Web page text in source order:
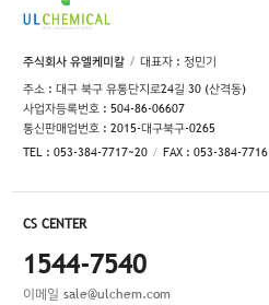
주식회사 유엘케미칼
대표자 : 정민기
주소 : 대구 북구 유통단지로24길 30 (산격동)
사업자등록번호 : 504-86-06607
통신판매업번호 : 2015-대구북구-0265
TEL : 053-384-7717~20
FAX : 053-384-7716
CS CENTER
1544-7540
이메일 sale@ulchem.com